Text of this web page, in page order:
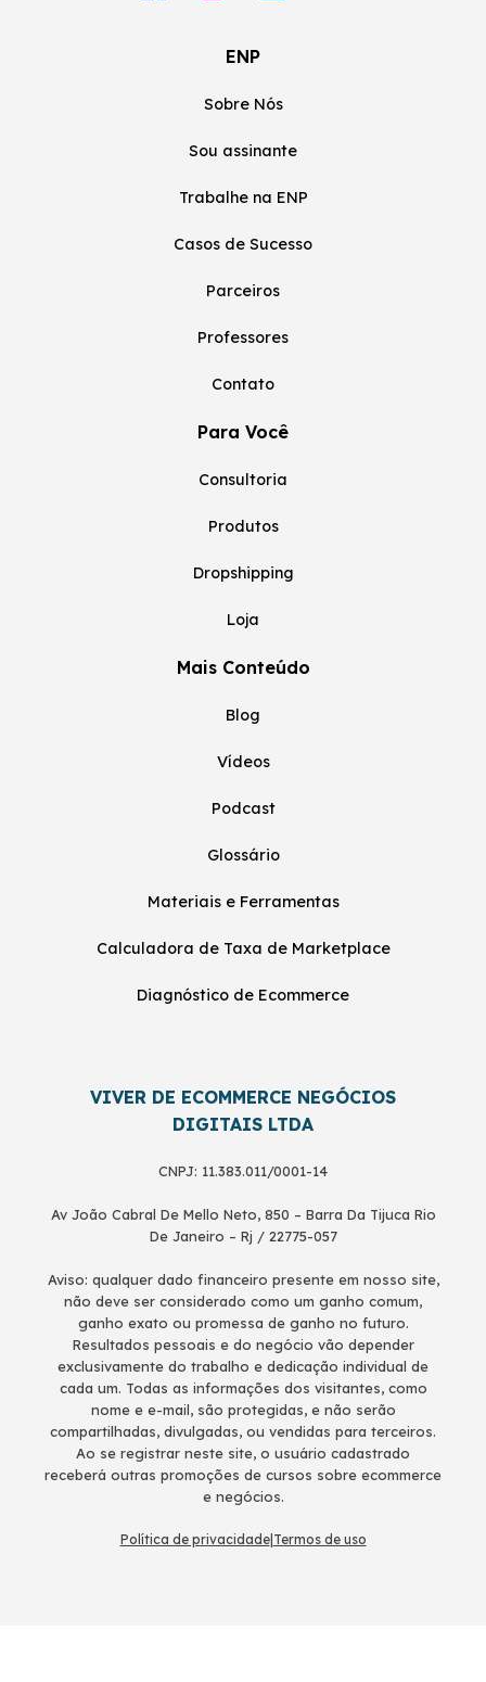
ENP
Sobre Nós
Sou assinante
Trabalhe na ENP
Casos de Sucesso
Parceiros
Professores
Contato
Para Você
Consultoria
Produtos
Dropshipping
Loja
Mais Conteúdo
Blog
Vídeos
Podcast
Glossário
Materiais e Ferramentas
Calculadora de Taxa de Marketplace
Diagnóstico de Ecommerce
VIVER DE ECOMMERCE NEGÓCIOS
DIGITAIS LTDA
CNPJ: 11.383.011/0001-14
Av João Cabral De Mello Neto, 850 – Barra Da Tijuca Rio
De Janeiro – Rj / 22775-057
Aviso: qualquer dado financeiro presente em nosso site,
não deve ser considerado como um ganho comum,
ganho exato ou promessa de ganho no futuro.
Resultados pessoais e do negócio vão depender
exclusivamente do trabalho e dedicação individual de
cada um. Todas as informações dos visitantes, como
nome e e-mail, são protegidas, e não serão
compartilhadas, divulgadas, ou vendidas para terceiros.
Ao se registrar neste site, o usuário cadastrado
receberá outras promoções de cursos sobre ecommerce
e negócios.
Política de privacidade| Termos de uso